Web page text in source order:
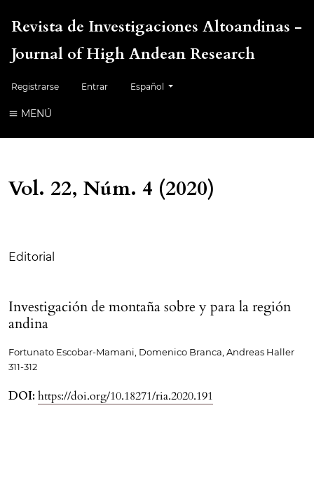
Revista de Investigaciones Altoandinas -
Journal of High Andean Research
Registrarse Entrar Cambiar el idioma. El idioma actual es:
Español
MENÚ
Vol. 22, Núm. 4 (2020)
Editorial
Investigación de montaña sobre y para la región
andina
Fortunato Escobar-Mamani, Domenico Branca, Andreas Haller
311-312
DOI: https://doi.org/10.18271/ria.2020.191